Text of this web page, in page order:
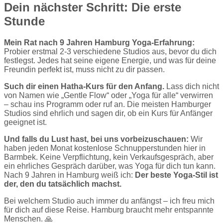
Dein nächster Schritt: Die erste
Stunde
Mein Rat nach 9 Jahren Hamburg Yoga-Erfahrung:
Probier erstmal 2-3 verschiedene Studios aus, bevor du dich
festlegst. Jedes hat seine eigene Energie, und was für deine
Freundin perfekt ist, muss nicht zu dir passen.
Such dir einen Hatha-Kurs für den Anfang. Lass dich nicht
von Namen wie „Gentle Flow“ oder „Yoga für alle“ verwirren
– schau ins Programm oder ruf an. Die meisten Hamburger
Studios sind ehrlich und sagen dir, ob ein Kurs für Anfänger
geeignet ist.
Und falls du Lust hast, bei uns vorbeizuschauen: Wir
haben jeden Monat kostenlose Schnupperstunden hier in
Barmbek. Keine Verpflichtung, kein Verkaufsgespräch, aber
ein ehrliches Gespräch darüber, was Yoga für dich tun kann.
Nach 9 Jahren in Hamburg weiß ich: Der beste Yoga-Stil ist
der, den du tatsächlich machst.
Bei welchem Studio auch immer du anfängst – ich freu mich
für dich auf diese Reise. Hamburg braucht mehr entspannte
Menschen. 🙏